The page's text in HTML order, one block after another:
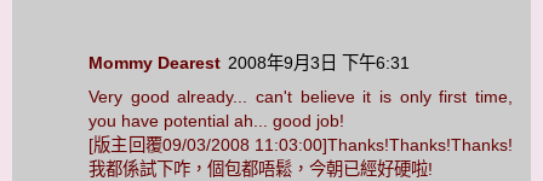
Mommy Dearest 2008年9月3日 下午6:31
Very good already... can't believe it is only first time,
you have potential ah... good job!
[版主回覆09/03/2008 11:03:00]Thanks!Thanks!Thanks!
我都係試下咋，個包都唔鬆，今朝已經好硬啦!